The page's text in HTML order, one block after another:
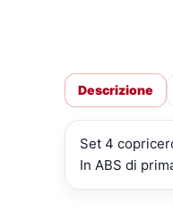
Descrizione
Set 4
In ABS di